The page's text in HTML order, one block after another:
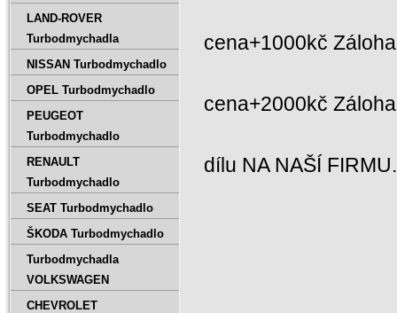
cena+1000kč
cena+2000kč
dílu NA NAŠÍ
LAND-ROVER
Turbodmychadla
NISSAN Turbodmychadlo
OPEL Turbodmychadlo
PEUGEOT
Turbodmychadlo
RENAULT
Turbodmychadlo
SEAT Turbodmychadlo
ŠKODA Turbodmychadlo
Turbodmychadla
VOLKSWAGEN
CHEVROLET